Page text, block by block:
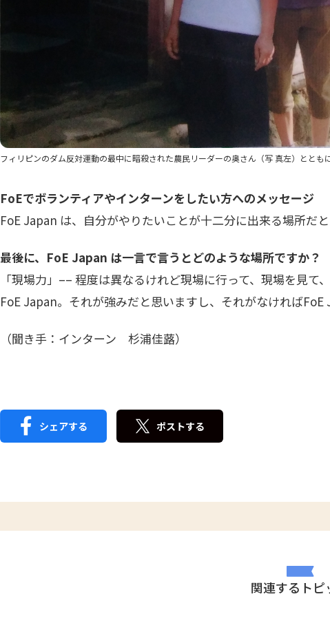
フィリピンのダム反対運動の最中に暗殺された農民リーダーの奥さん（写 真左）ととも
FoEでボランティアやインターンをしたい方へのメッセージ
FoE Japan は、自分がやりたいことが十二分に出来る場所だ
最後に、FoE Japan は一言で言うとどのような場所ですか？
「現場力」–– 程度は異なるけれど現場に行って、現場を見
FoE Japan。それが強みだと思いますし、それがなければFoE
（聞き手：インターン 杉浦佳蕗）
シェアする ポストする
関連するトピ